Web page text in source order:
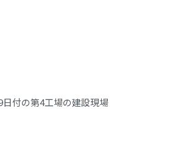
日付の第4工場の建設現場